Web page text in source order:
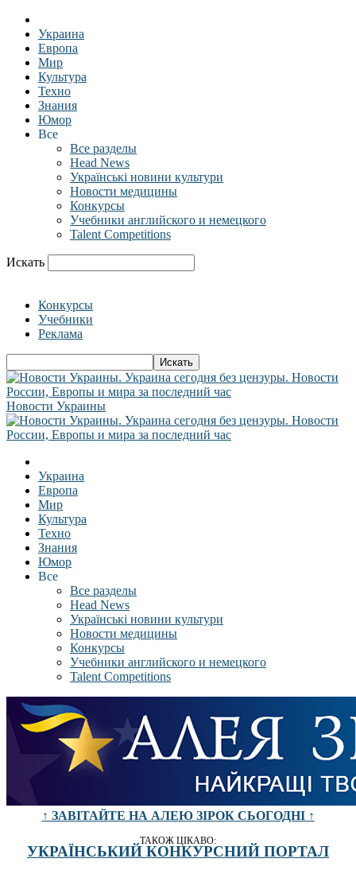
Украина
Европа
Мир
Культура
Техно
Знания
Юмор
Все
Все разделы
Head News
Українські новини культури
Новости медицины
Конкурсы
Учебники английского и немецкого
Talent Competitions
Искать
Конкурсы
Учебники
Реклама
Новости Украины
Украина
Европа
Мир
Культура
Техно
Знания
Юмор
Все
Все разделы
Head News
Українські новини культури
Новости медицины
Конкурсы
Учебники английского и немецкого
Talent Competitions
↑ ЗАВІТАЙТЕ НА АЛЕЮ ЗІРОК СЬОГОДНІ ↑
ТАКОЖ ЦІКАВО:
УКРАЇНСЬКИЙ КОНКУРСНИЙ ПОРТАЛ